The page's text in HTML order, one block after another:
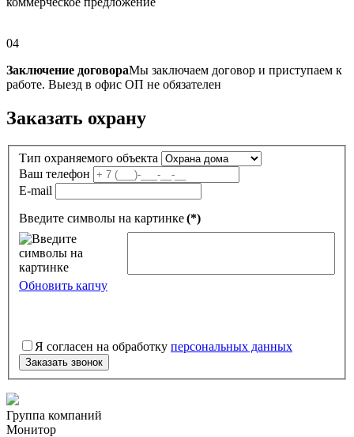
04
Заключение договораМы заключаем договор и приступаем к
работе. Выезд в офис ОП не обязателен
Заказать охрану
Тип охраняемого объекта
Ваш телефон
E-mail
Введите символы на картинке(*)
Обновить капчу
Я согласен на обработку персональных данных
Заказать звонок
Группа компаний
Монитор